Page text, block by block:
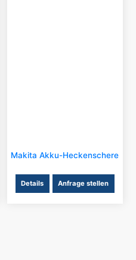
Makita Akku-Heckenschere
Details Anfrage stellen